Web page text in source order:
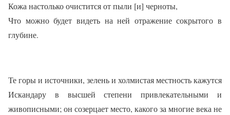
Кожа настолько очистится от пыли [и] черноты,
Что можно будет видеть на ней отражение сокрытого в
глубине.
Те горы и источники, зелень и холмистая местность кажутся
Искандару в высшей степени привлекательными и
живописными; он созерцает место, какого за многие века не